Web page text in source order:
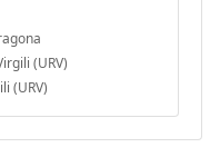
(URV)
(URV)